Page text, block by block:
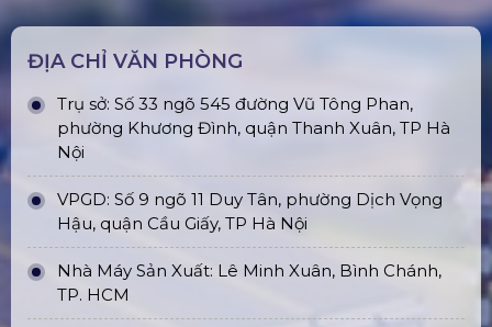
ĐỊA CHỈ VĂN PHÒNG
Trụ sở: Số 33 ngõ 545 đường Vũ Tông Phan,
phường Khương Đình, quận Thanh Xuân, TP Hà
Nội
VPGD: Số 9 ngõ 11 Duy Tân, phường Dịch Vọng
Hậu, quận Cầu Giấy, TP Hà Nội
Nhà Máy Sản Xuất: Lê Minh Xuân, Bình Chánh,
TP. HCM